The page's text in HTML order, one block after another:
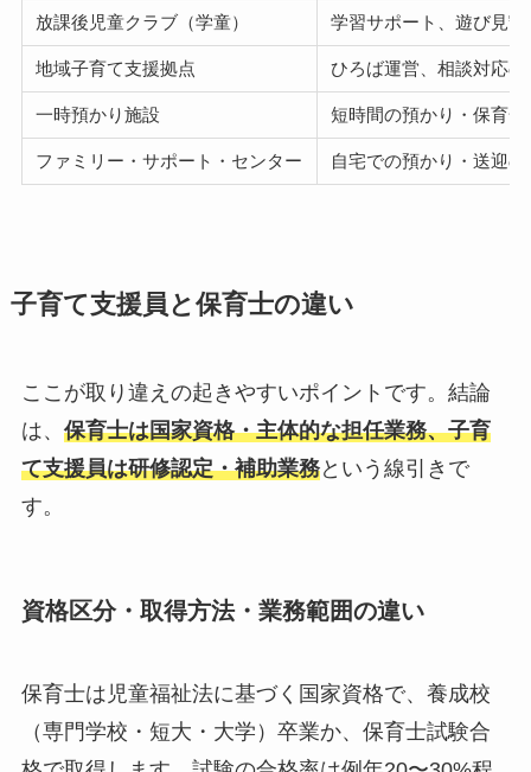
放課後児童クラブ（学童） 学習サポート、遊び見
地域子育て支援拠点 ひろば運営、相談対応の
一時預かり施設 短時間の預かり・保育全
ファミリー・サポート・センター 自宅での預かり・送迎の
子育て支援員と保育士の違い
ここが取り違えの起きやすいポイントです。結論
は、 保育士は国家資格・主体的な担任業務、子育
て支援員は研修認定・補助業務という線引きで
す。
資格区分・取得方法・業務範囲の違い
保育士は児童福祉法に基づく国家資格で、養成校
（専門学校・短大・大学）卒業か、保育士試験合